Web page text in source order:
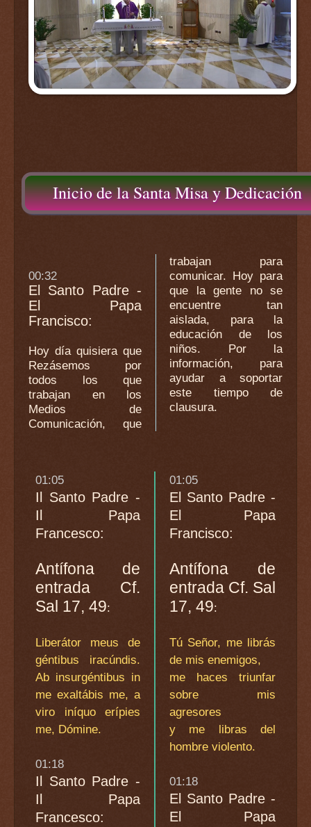
Inicio de la Santa Misa y Dedicación
00:32
El Santo Padre -
El Papa
Francisco:
Hoy día quisiera que
Rezásemos por
todos los que
trabajan en los
Medios de
Comunicación, que
trabajan para
comunicar. Hoy para
que la gente no se
encuentre tan
aislada, para la
educación de los
niños. Por la
información, para
ayudar a soportar
este tiempo de
clausura.
01:05
Il Santo Padre -
Il Papa
Francesco:
Antífona de
entrada Cf.
Sal 17, 49:
Liberátor meus de
géntibus iracúndis.
Ab insurgéntibus in
me exaltábis me, a
viro iníquo erípies
me, Dómine.
01:18
Il Santo Padre -
Il Papa
Francesco:
01:05
El Santo Padre -
El Papa
Francisco:
Antífona de
entrada Cf. Sal
17, 49:
Tú Señor, me librás
de mis enemigos,
me haces triunfar
sobre mis
agresores
y me libras del
hombre violento.
01:18
El Santo Padre -
El Papa